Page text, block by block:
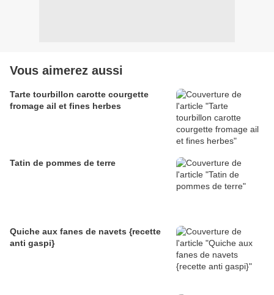
Vous aimerez aussi
Tarte tourbillon carotte courgette
fromage ail et fines herbes
Tatin de pommes de terre
Quiche aux fanes de navets {recette
anti gaspi}